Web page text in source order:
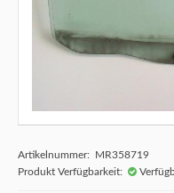
Artikelnummer: MR358719
Produkt Verfügbarkeit: